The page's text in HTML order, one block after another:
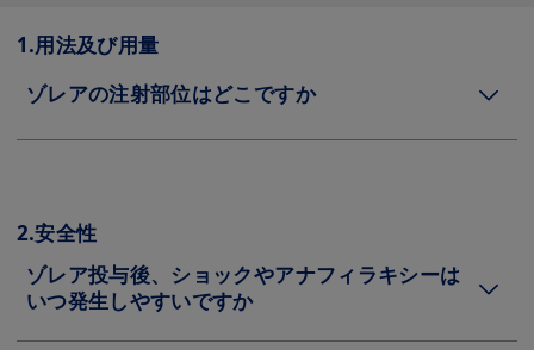
1.用法及び用量
ゾレアの注射部位はどこですか
2.安全性
ゾレア投与後、ショックやアナフィラキシーは
いつ発生しやすいですか